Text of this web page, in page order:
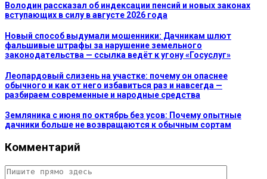
Володин рассказал об индексации пенсий и новых законах
вступающих в силу в августе 2026 года
Новый способ выдумали мошенники: Дачникам шлют
фальшивые штрафы за нарушение земельного
законодательства — ссылка ведёт к угону «Госуслуг»
Леопардовый слизень на участке: почему он опаснее
обычного и как от него избавиться раз и навсегда —
разбираем современные и народные средства
Земляника с июня по октябрь без усов: Почему опытные
дачники больше не возвращаются к обычным сортам
Комментарий